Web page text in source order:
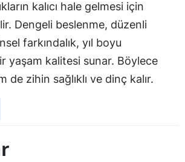
kalıcı hale gelmesi için
Dengeli beslenme, düzenli
farkındalık, yıl boyu
yaşam kalitesi sunar. Böylece
de zihin sağlıklı ve dinç kalır.